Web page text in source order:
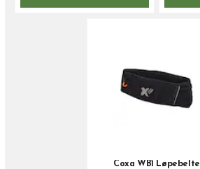
Coxa WB1 Løpebelte